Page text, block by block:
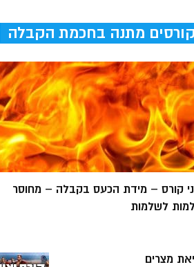
קורסים מתנה בחכמת הקבלה
קורס – מידת הכעס בקבלה – מחוסר
לשלמות
מצרים